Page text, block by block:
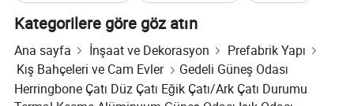
Kategorilere göre göz atın
Ana sayfa İnşaat ve Dekorasyon
Prefabrik Yapı
Kış Bahçeleri ve Cam Evler
Gedeli Güneş Odası
Herringbone Çatı Düz Çatı Eğik Çatı/Ark Çatı Durumu